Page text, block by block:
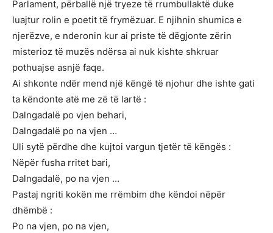
Parlament, përballë një tryeze të rrumbullaktë duke
luajtur rolin e poetit të frymëzuar. E njihnin shumica e
njerëzve, e nderonin kur ai priste të dëgjonte zërin
misterioz të muzës ndërsa ai nuk kishte shkruar
pothuajse asnjë faqe.
Ai shkonte ndër mend një këngë të njohur dhe ishte gati
ta këndonte atë me zë të lartë :
Dalngadalë po vjen behari,
Dalngadalë po na vjen …
Uli sytë përdhe dhe kujtoi vargun tjetër të këngës :
Nëpër fusha rritet bari,
Dalngadalë, po na vjen …
Pastaj ngriti kokën me rrëmbim dhe këndoi nëpër
dhëmbë :
Po na vjen, po na vjen,